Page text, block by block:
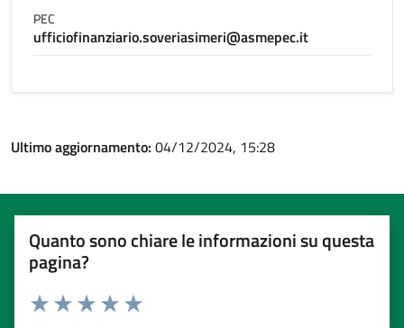
PEC
ufficiofinanziario.soveriasimeri@asmepec.it
Ultimo aggiornamento: 04/12/2024, 15:28
Quanto sono chiare le informazioni su questa
pagina?